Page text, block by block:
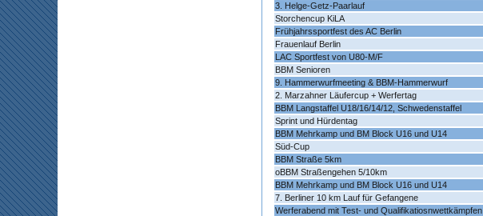
3. Helge-Getz-Paarlauf
Storchencup KiLA
Frühjahrssportfest des AC Berlin
Frauenlauf Berlin
LAC Sportfest von U80-M/F
BBM Senioren
9. Hammerwurfmeeting & BBM-Hammerwurf
2. Marzahner Läufercup + Werfertag
BBM Langstaffel U18/16/14/12, Schwedenstaffel
Sprint und Hürdentag
BBM Mehrkamp und BM Block U16 und U14
Süd-Cup
BBM Straße 5km
oBBM Straßengehen 5/10km
BBM Mehrkamp und BM Block U16 und U14
7. Berliner 10 km Lauf für Gefangene
Werferabend mit Test- und Qualifikatiosnwettkämpfen